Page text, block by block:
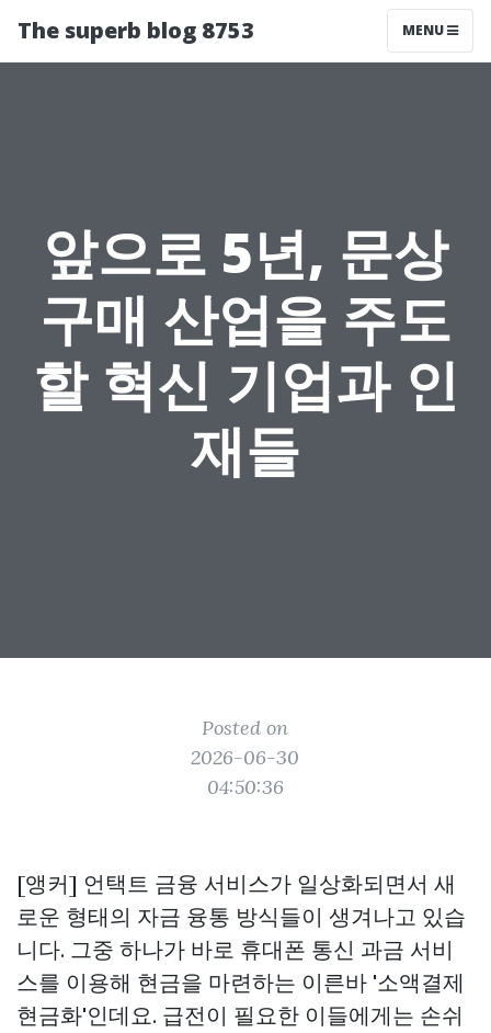
The superb blog 8753 MENU
앞으로 5년, 문상
구매 산업을 주도
할 혁신 기업과 인
재들
Posted on
2026-06-30
04:50:36
[앵커] 언택트 금융 서비스가 일상화되면서 새
로운 형태의 자금 융통 방식들이 생겨나고 있습
니다. 그중 하나가 바로 휴대폰 통신 과금 서비
스를 이용해 현금을 마련하는 이른바 '소액결제
현금화'인데요. 급전이 필요한 이들에게는 손쉬